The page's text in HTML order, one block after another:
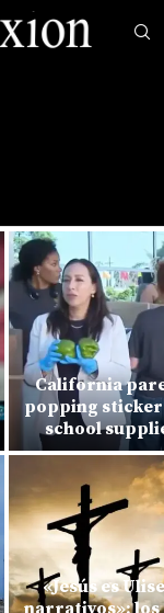
California
popping
school
«Jesús es
narrativos»: los